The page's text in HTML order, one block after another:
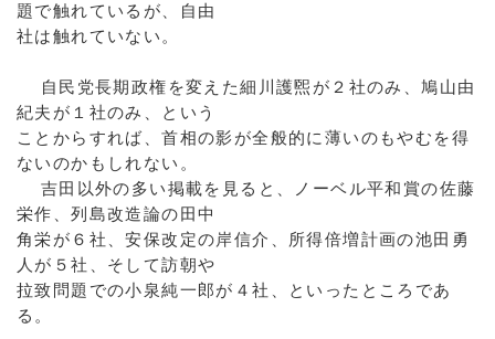
題で触れているが、自由
社は触れていない。
自民党長期政権を変えた細川護煕が２社のみ、鳩山由
紀夫が１社のみ、という
ことからすれば、首相の影が全般的に薄いのもやむを得
ないのかもしれない。
吉田以外の多い掲載を見ると、ノーベル平和賞の佐藤
栄作、列島改造論の田中
角栄が６社、安保改定の岸信介、所得倍増計画の池田勇
人が５社、そして訪朝や
拉致問題での小泉純一郎が４社、といったところであ
る。